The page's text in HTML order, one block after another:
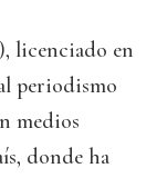
licenciado en
periodismo
medios
donde ha